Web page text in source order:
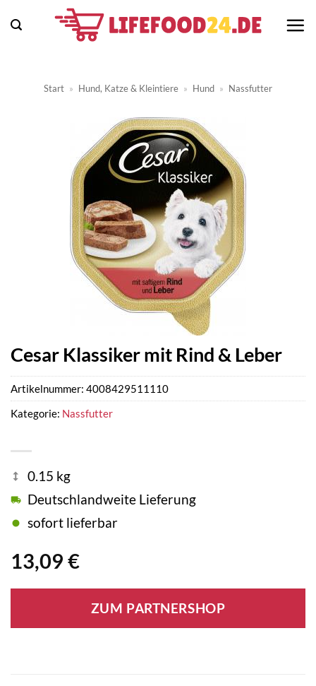
Inhalt
Start » Hund, Katze & Kleintiere » Hund » Nassfutter
Cesar Klassiker mit Rind & Leber
13,09 €
0.15 kg
Deutschlandweite Lieferung
sofort lieferbar
ZUM PARTNERSHOP
Artikelnummer: 4008429511110
Kategorie: Nassfutter